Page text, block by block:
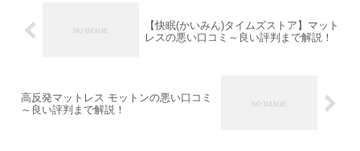
【快眠(かいみん)タイムズストア】マット
レスの悪い口コミ～良い評判まで解説！
高反発マットレス モットンの悪い口コミ
～良い評判まで解説！